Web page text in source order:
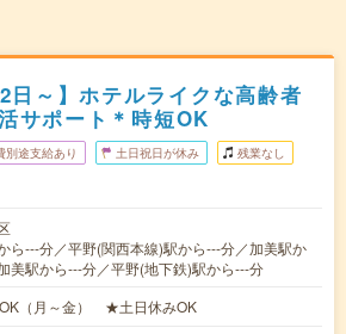
日～】ホテルライクな高齢者
サポート＊時短OK
別途支給あり 土日祝日が休み 残業なし
ら---分／平野(関西本線)駅から---分／加美駅か
美駅から---分／平野(地下鉄)駅から---分
（月～金） ★土日休みOK